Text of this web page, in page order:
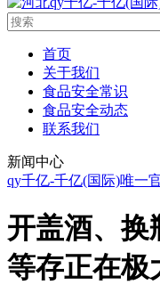
首页
关于我们
食品安全常识
食品安全动态
联系我们
新闻中心
qy千亿-千亿(国际)唯一
开盖酒、换
等存正在极